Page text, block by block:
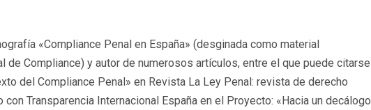
«Compliance Penal en España» (desginada como material
de Compliance) y autor de numerosos artículos, entre el que puede citarse
del Compliance Penal» en Revista La Ley Penal: revista de derecho
Transparencia Internacional España en el Proyecto: «Hacia un decálogo